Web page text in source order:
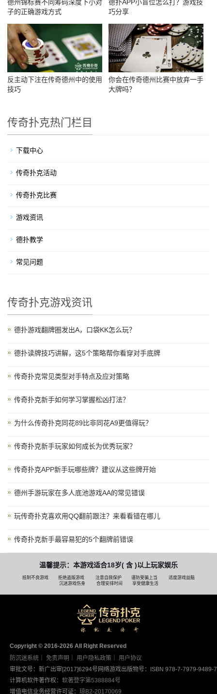
德州锦标赛不同筹码深度下小对
子的正确游戏方式
德扑APP小盲位怎么打？游戏技
巧分享
反主动下注在传奇德州中的使用
技巧
你会在传奇德州比赛中放弃一手
大牌吗？
传奇扑克热门栏目
下载中心
传奇扑克活动
传奇扑克比赛
游戏资讯
德扑教学
常见问题
传奇扑克游戏资讯
德扑游戏翻牌圈发出A，口袋KK怎么玩？
德扑读牌技巧讲解，这5个策略帮你看穿对手底牌
传奇扑克常见类型对手特点及应对策略
传奇扑克新手如何学习掌握松凶打法？
为什么传奇扑克同花89比非同花A9更值得玩？
传奇扑克新手玩家如何成长为优秀玩家？
传奇扑克APP新手玩哪些牌？建议从这些牌开始
德州手游玩家在多人底池游戏AA的常见错误
玩传奇扑克喜欢用QQ翻前跟注？来看看错在哪儿
传奇扑克新手最容易犯的5个翻牌前错误
温馨提示：本游戏适合18岁( 含 )以上玩家娱乐
抵制不良游戏 拒绝盗版游戏 注意自我保护 谨防受骗上当
适度游戏益脑
沉迷游戏伤身
合理安排时间 享受健康生活
Copyright © 2016-2026 AII Right Reserved
防沉迷系统
免责声明 用户隐私政策
用户协议
审批文号：新广出审[2017]6294号 网络游戏出版物号：ISBN 978-7-7979-9489-7
计算机软件著作权： 软著登字第5388884号
增值电信业务经营许可证： 琼B2-20170069